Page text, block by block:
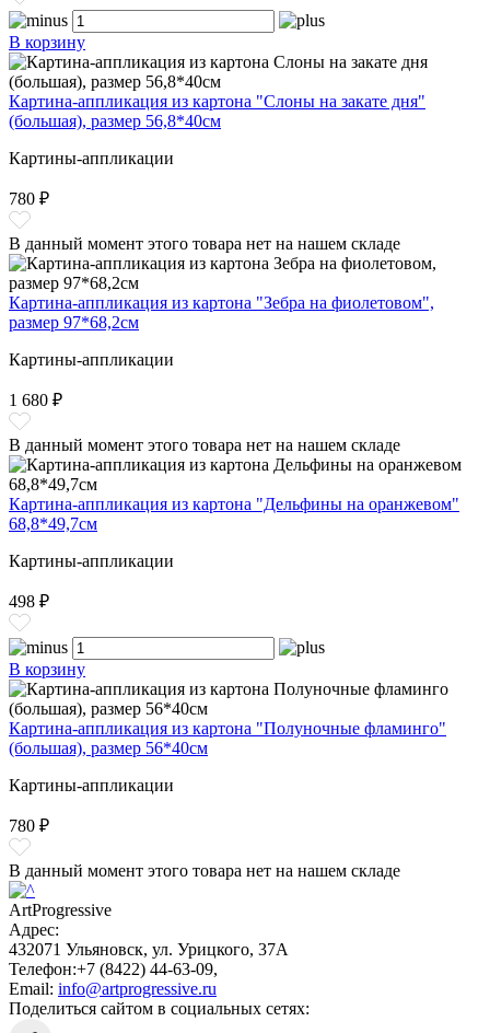
В корзину
Картина-аппликация из картона "Слоны на закате дня"
(большая), размер 56,8*40см
Картины-аппликации
780 ₽
В данный момент этого товара нет на нашем складе
Картина-аппликация из картона "Зебра на фиолетовом",
размер 97*68,2см
Картины-аппликации
1 680 ₽
В данный момент этого товара нет на нашем складе
Картина-аппликация из картона "Дельфины на оранжевом"
68,8*49,7см
Картины-аппликации
498 ₽
В корзину
Картина-аппликация из картона "Полуночные фламинго"
(большая), размер 56*40см
Картины-аппликации
780 ₽
В данный момент этого товара нет на нашем складе
ArtProgressive
Адрес:
432071 Ульяновск, ул. Урицкого, 37А
Телефон:+7 (8422) 44-63-09,
Email: info@artprogressive.ru
Поделиться сайтом в социальных сетях: